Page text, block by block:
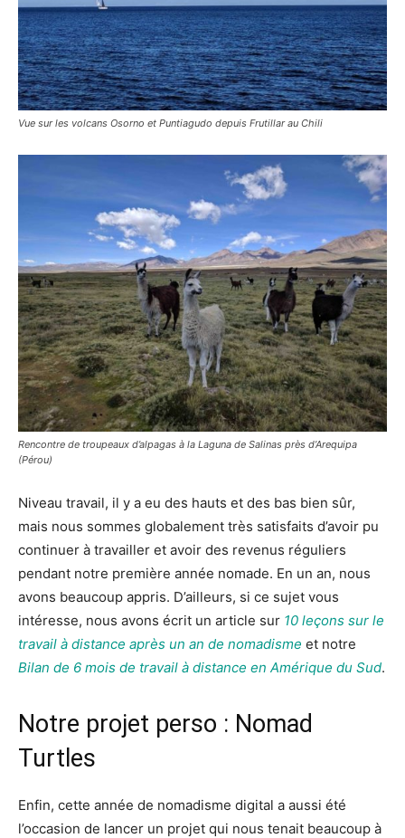
Vue sur les volcans Osorno et Puntiagudo depuis Frutillar au Chili
Rencontre de troupeaux d’alpagas à la Laguna de Salinas près d’Arequipa
(Pérou)
Niveau travail, il y a eu des hauts et des bas bien sûr,
mais nous sommes globalement très satisfaits d’avoir pu
continuer à travailler et avoir des revenus réguliers
pendant notre première année nomade. En un an, nous
avons beaucoup appris. D’ailleurs, si ce sujet vous
intéresse, nous avons écrit un article sur 10 leçons sur le
travail à distance après un an de nomadisme et notre
Bilan de 6 mois de travail à distance en Amérique du Sud.
Notre projet perso : Nomad
Turtles
Enfin, cette année de nomadisme digital a aussi été
l’occasion de lancer un projet qui nous tenait beaucoup à